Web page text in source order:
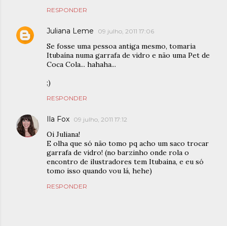
RESPONDER
Juliana Leme 09 julho, 2011 17:06
Se fosse uma pessoa antiga mesmo, tomaria
Itubaína numa garrafa de vidro e não uma Pet de
Coca Cola... hahaha...
;)
RESPONDER
Ila Fox 09 julho, 2011 17:12
Oi Juliana!
E olha que só não tomo pq acho um saco trocar
garrafa de vidro! (no barzinho onde rola o
encontro de ilustradores tem Itubaina, e eu só
tomo isso quando vou lá, hehe)
RESPONDER